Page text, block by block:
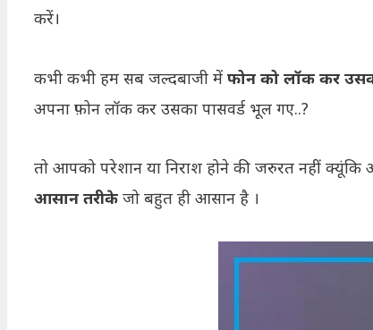
करें।
कभी कभी हम सब जल्दबाजी में फोन को लॉक कर
अपना फ़ोन लॉक कर उसका पासवर्ड भूल गए..?
तो आपको परेशान या निराश होने की जरुरत नहीं
आसान तरीके जो बहुत ही आसान है ।